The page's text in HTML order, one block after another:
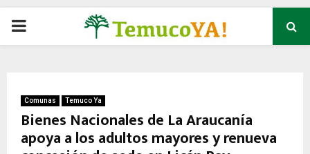
P
M
Comunas Temuco Ya
Bienes Nacionales de La Araucanía
apoya a los adultos mayores y renueva